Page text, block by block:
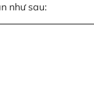
như sau: